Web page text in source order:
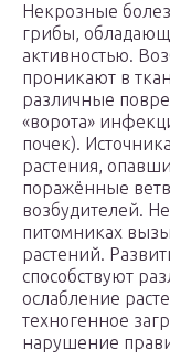
Некрозные
грибы,
активностью.
проникают в
различные
«ворота»
почек).
растения,
поражённые
возбудителей.
питомниках
растений.
способствуют
ослабление
техногенное
нарушение